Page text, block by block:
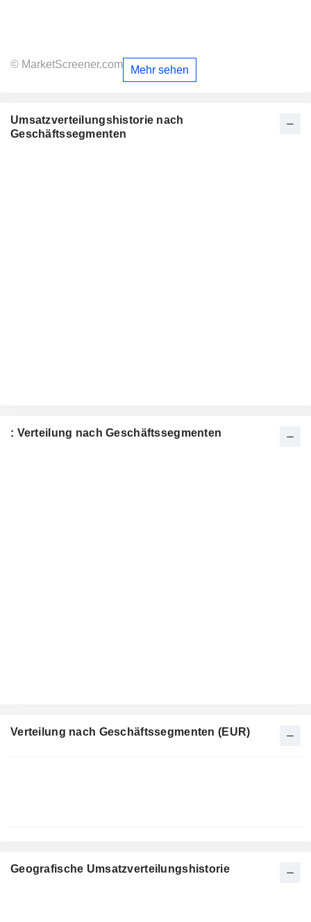
© MarketScreener.com Mehr sehen
Umsatzverteilungshistorie nach
Geschäftssegmenten
: Verteilung nach Geschäftssegmenten
Verteilung nach Geschäftssegmenten (EUR)
Geografische Umsatzverteilungshistorie